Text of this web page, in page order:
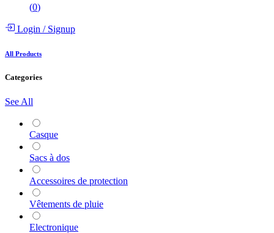
(0)
Login /Signup
All Products
Categories
See All
Casque
Sacs à dos
Accessoires de protection
Vêtements de pluie
Electronique